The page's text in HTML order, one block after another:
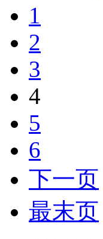
1
2
3
4
5
6
下一页
最末页